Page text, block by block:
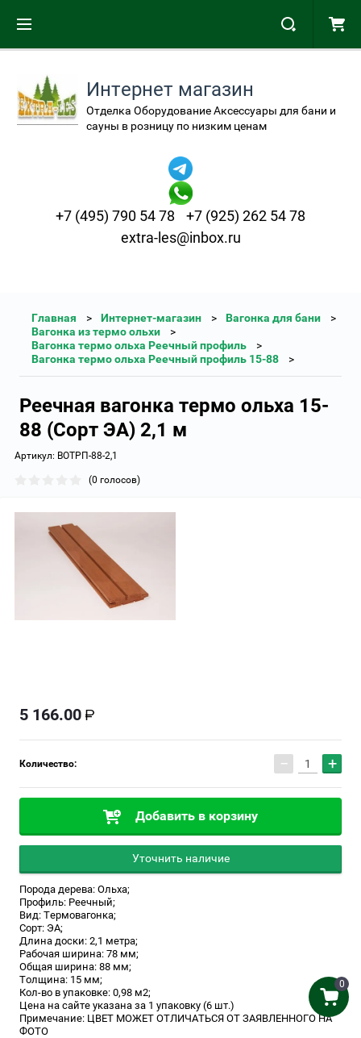
0
Интернет магазин
Отделка Оборудование Аксессуары для бани и
сауны в розницу по низким ценам
+7 (495) 790 54 78
+7 (925) 262 54 78
extra-les@inbox.ru
Главная Интернет-магазин
Вагонка для бани
Вагонка из термо ольхи
Вагонка термо ольха Реечный профиль
Вагонка термо ольха Реечный профиль 15-88
Реечная вагонка термо ольха 15-
88 (Сорт ЭА) 2,1 м
Артикул: ВОТРП-88-2,1
(0 голосов)
5 166.00
Количество: − +
Добавить в корзину
Уточнить наличие
Порода дерева: Ольха;
Профиль: Реечный;
Вид: Термовагонка;
Сорт: ЭА;
Длина доски: 2,1 метра;
Рабочая ширина: 78 мм;
Общая ширина: 88 мм;
Толщина: 15 мм;
Кол-во в упаковке: 0,98 м2;
Цена на сайте указана за 1 упаковку (6 шт.)
Примечание: ЦВЕТ МОЖЕТ ОТЛИЧАТЬСЯ ОТ ЗАЯВЛЕННОГО НА
ФОТО